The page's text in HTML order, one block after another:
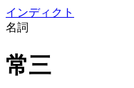
インディクト
名詞
常三